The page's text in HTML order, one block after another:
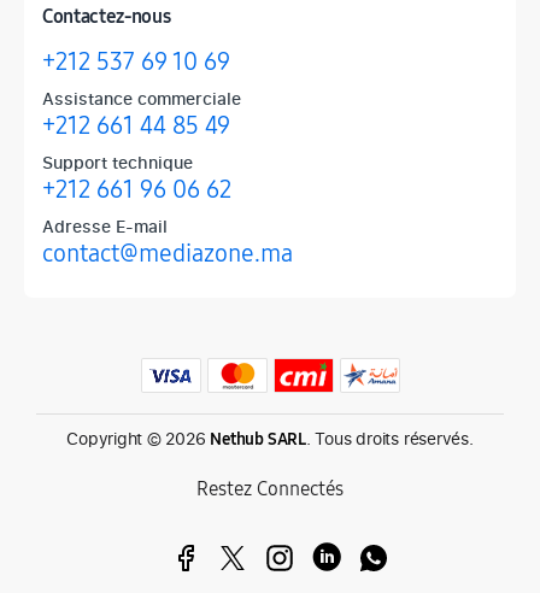
Contactez-nous
+212 537 69 10 69
Assistance commerciale
+212 661 44 85 49
Support technique
+212 661 96 06 62
Adresse E-mail
contact@mediazone.ma
Produits phares chez Mediazone
Retrouvez chez Mediazone les références incontournables :
Copyright © 2026 Nethub SARL. Tous droits réservés.
Restez Connectés